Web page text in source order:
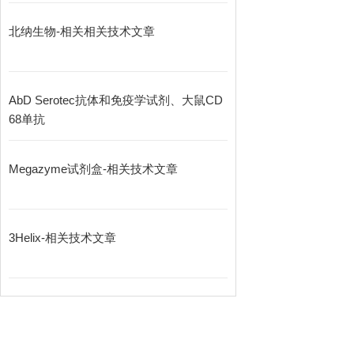
北纳生物-相关相关技术文章
AbD Serotec抗体和免疫学试剂、大鼠CD
68单抗
Megazyme试剂盒-相关技术文章
3Helix-相关技术文章